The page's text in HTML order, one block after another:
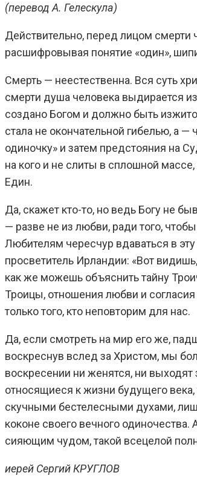
(перевод А. Гелескула)
Действительно, перед лицом смерти
расшифровывая понятие «один»,
Смерть — неестественна. Вся суть
смерти душа человека выдирается
создано Богом и должно быть
стала не окончательной гибелью, а
одиночку» и затем предстояния на
на кого и не слиты в сплошной
Един.
Да, скажет кто-то, но ведь Богу не
— разве не из любви, ради того,
Любителям чересчур вдаваться в эту
просветитель Ирландии: «Вот
как же можешь объяснить тайну
Троицы, отношения любви и
только того, кто неповторим для нас.
Да, если смотреть на мир его же,
воскреснув вслед за Христом, мы
воскресении ни женятся, ни
относящиеся к жизни будущего
скучными бестелесными духами,
коконе своего вечного
сияющим чудом, такой всецелой
иерей Сергий КРУГЛОВ